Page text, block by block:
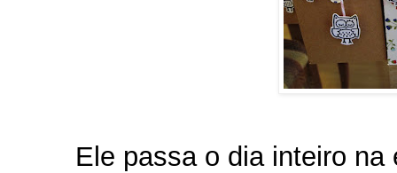
Ele passa o dia inteiro